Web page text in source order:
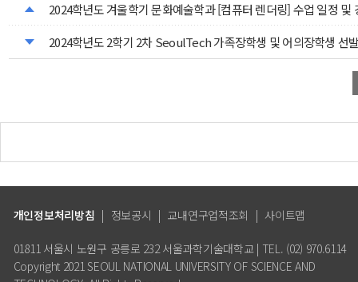
2024학년도 겨울학기 문화예술학과 [컴퓨터 렌더링] 수업 일정 및
2024학년도 2학기 2차 SeoulTech 가족장학생 및 어의장학생 선
개인정보처리방침 | 정보공시 | 교내연구업적조회 | 사이트맵
01811 서울시 노원구 공릉로 232 서울과학기술대학교 | TEL. (02) 970.6114
Copyright 2021 SEOUL NATIONAL UNIVERSITY OF SCIENCE AND